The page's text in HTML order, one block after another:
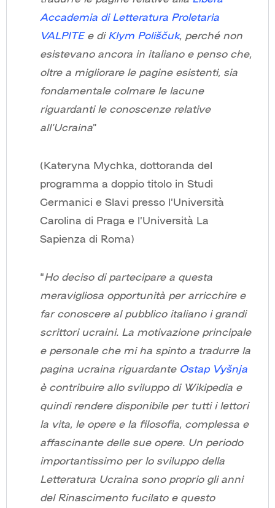
Accademia di Letteratura Proletaria
VALPITEe di Klym Poliščuk, perché non
esistevano ancora in italiano e penso che,
oltre a migliorare le pagine esistenti, sia
fondamentale colmare le lacune
riguardanti le conoscenze relative
all’Ucraina”
(Kateryna Mychka, dottoranda del
programma a doppio titolo in Studi
Germanici e Slavi presso l’Università
Carolina di Praga e l’Università La
Sapienza di Roma)
“Ho deciso di partecipare a questa
meravigliosa opportunità per arricchire e
far conoscere al pubblico italiano i grandi
scrittori ucraini. La motivazione principale
e personale che mi ha spinto a tradurre la
pagina ucraina riguardante Ostap Vyšnja
è contribuire allo sviluppo di Wikipedia e
quindi rendere disponibile per tutti i lettori
la vita, le opere e la filosofia, complessa e
affascinante delle sue opere. Un periodo
importantissimo per lo sviluppo della
Letteratura Ucraina sono proprio gli anni
del Rinascimento fucilato e questo